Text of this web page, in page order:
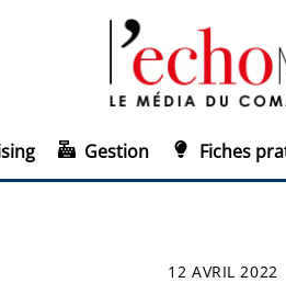
Gestion Fiches
12 AVRIL 2022